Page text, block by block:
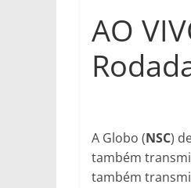
AO
A Globo (NSC)
também
também